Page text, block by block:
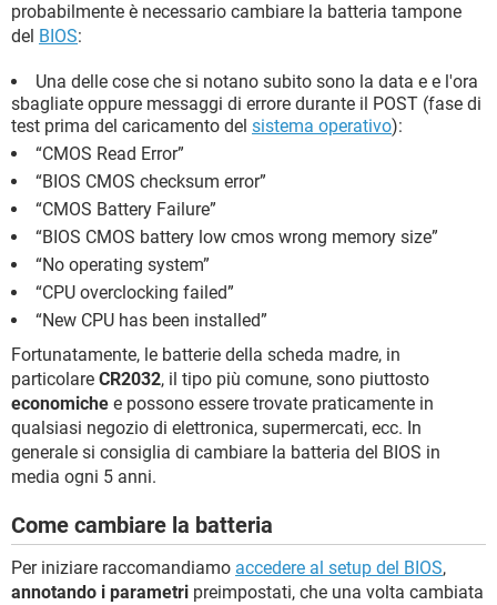
probabilmente è necessario cambiare la batteria tampone
del BIOS:
Una delle cose che si notano subito sono la data e e l'ora
sbagliate oppure messaggi di errore durante il POST (fase di
test prima del caricamento del sistema operativo):
“CMOS Read Error”
“BIOS CMOS checksum error”
“CMOS Battery Failure”
“BIOS CMOS battery low cmos wrong memory size”
“No operating system”
“CPU overclocking failed”
“New CPU has been installed”
Fortunatamente, le batterie della scheda madre, in
particolare CR2032, il tipo più comune, sono piuttosto
economiche e possono essere trovate praticamente in
qualsiasi negozio di elettronica, supermercati, ecc. In
generale si consiglia di cambiare la batteria del BIOS in
media ogni 5 anni.
Come cambiare la batteria
Per iniziare raccomandiamo accedere al setup del BIOS,
annotando i parametri preimpostati, che una volta cambiata